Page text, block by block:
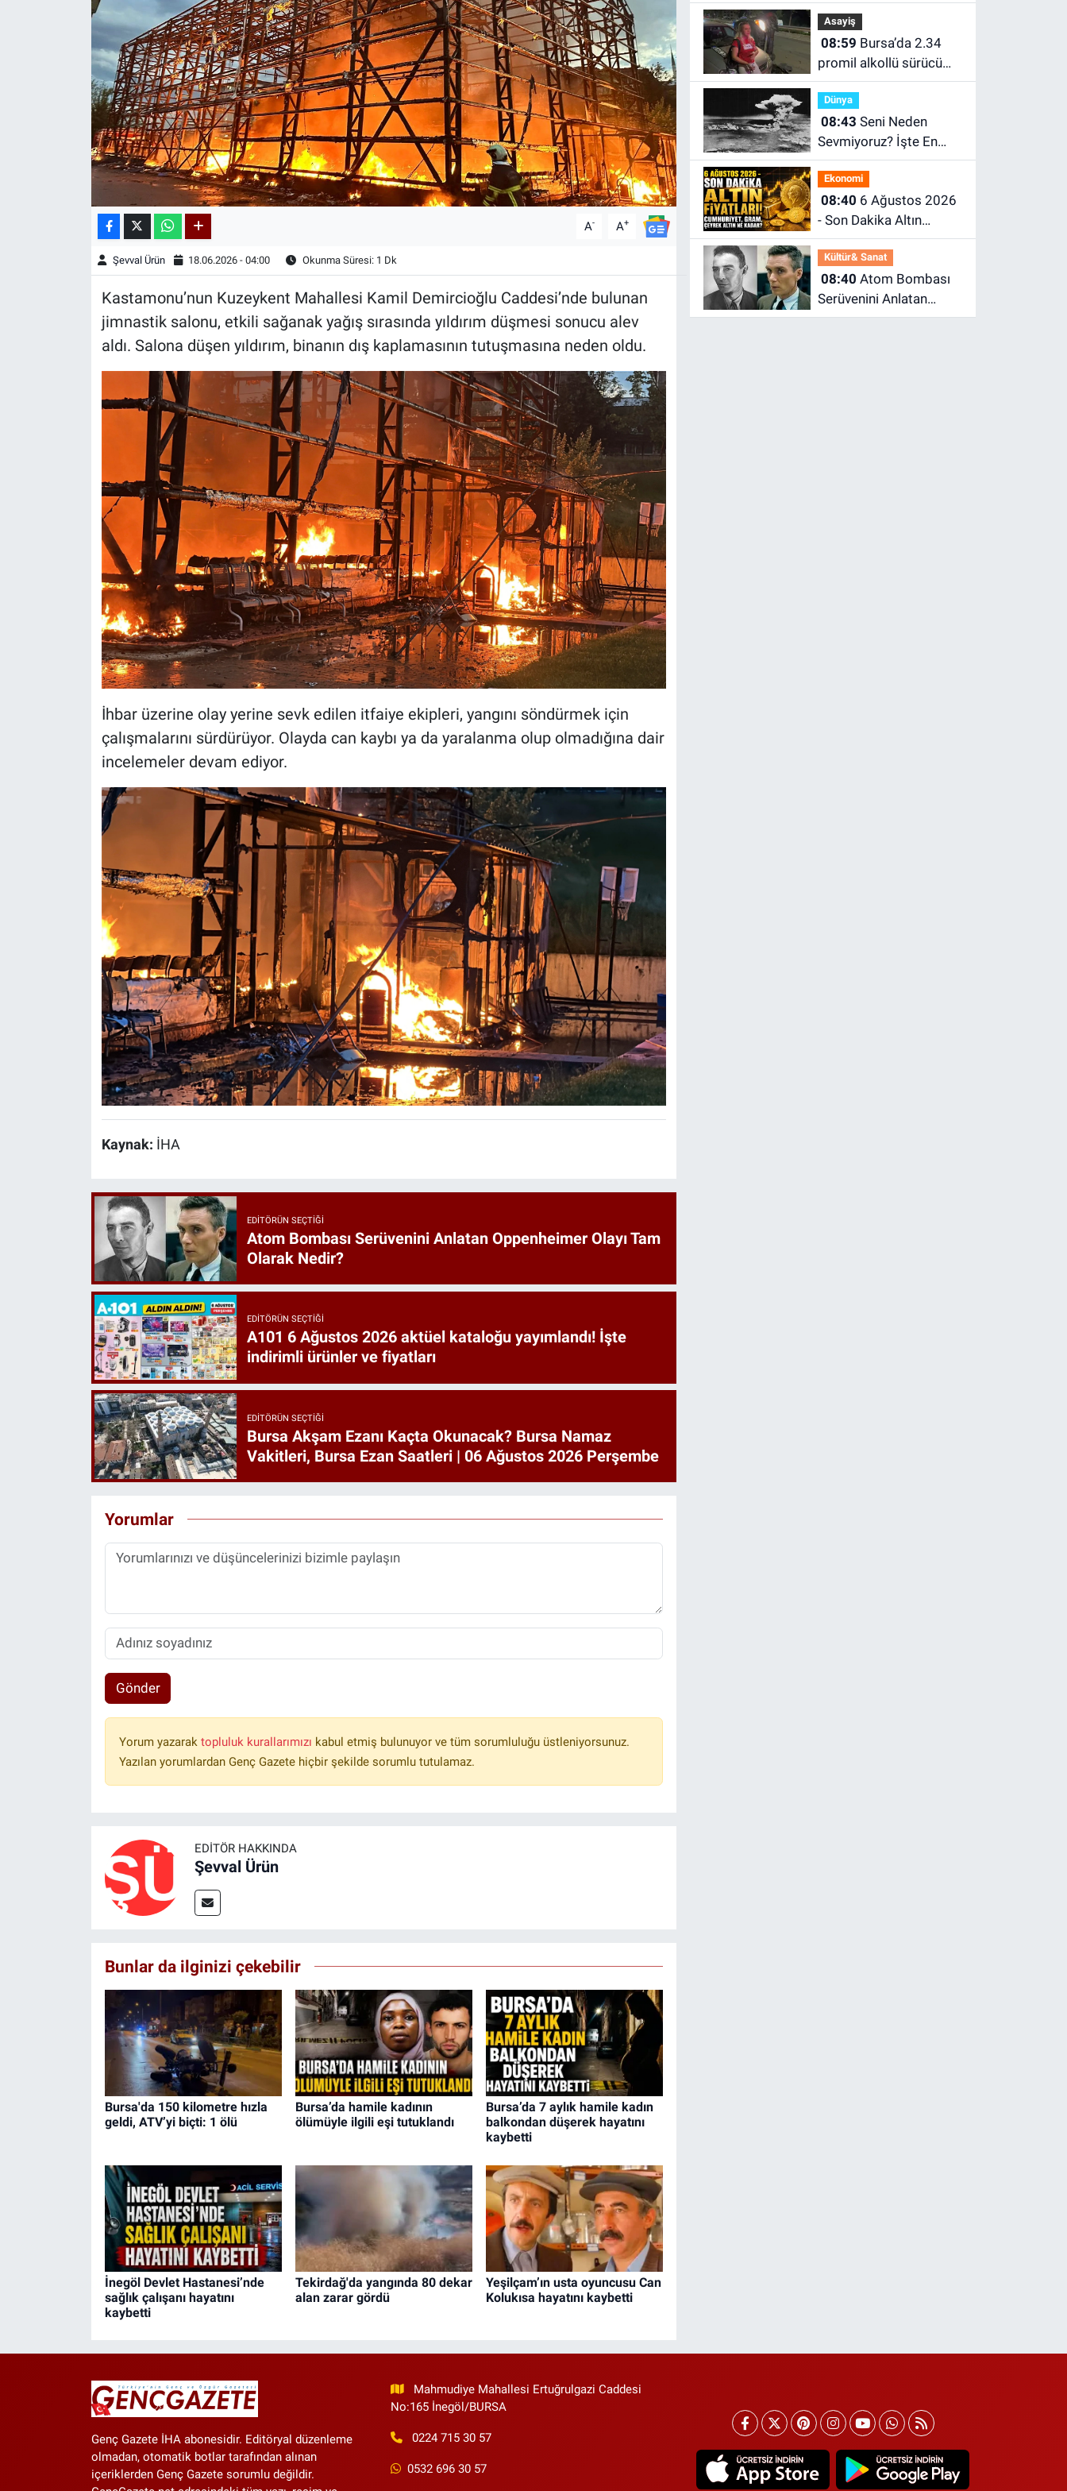
A- A+
Şevval Ürün 18.06.2026 - 04:00 Okunma Süresi: 1 Dk
Kastamonu’nun Kuzeykent Mahallesi Kamil Demircioğlu Caddesi’nde bulunan
jimnastik salonu, etkili sağanak yağış sırasında yıldırım düşmesi sonucu alev
aldı. Salona düşen yıldırım, binanın dış kaplamasının tutuşmasına neden oldu.
İhbar üzerine olay yerine sevk edilen itfaiye ekipleri, yangını söndürmek için
çalışmalarını sürdürüyor. Olayda can kaybı ya da yaralanma olup olmadığına dair
incelemeler devam ediyor.
Kaynak: İHA
EDITÖRÜN SEÇTIĞI
Atom Bombası Serüvenini Anlatan Oppenheimer Olayı Tam
Olarak Nedir?
EDITÖRÜN SEÇTIĞI
A101 6 Ağustos 2026 aktüel kataloğu yayımlandı! İşte
indirimli ürünler ve fiyatları
EDITÖRÜN SEÇTIĞI
Bursa Akşam Ezanı Kaçta Okunacak? Bursa Namaz
Vakitleri, Bursa Ezan Saatleri | 06 Ağustos 2026 Perşembe
Yorumlar
Gönder
Yorum yazarak topluluk kurallarımızı kabul etmiş bulunuyor ve tüm sorumluluğu üstleniyorsunuz.
Yazılan yorumlardan Genç Gazete hiçbir şekilde sorumlu tutulamaz.
EDITÖR HAKKINDA
Şevval Ürün
Bunlar da ilginizi çekebilir
Bursa'da 150 kilometre hızla
geldi, ATV’yi biçti: 1 ölü
Bursa’da hamile kadının
ölümüyle ilgili eşi tutuklandı
Bursa’da 7 aylık hamile kadın
balkondan düşerek hayatını
kaybetti
İnegöl Devlet Hastanesi’nde
sağlık çalışanı hayatını
kaybetti
Tekirdağ'da yangında 80 dekar
alan zarar gördü
Yeşilçam’ın usta oyuncusu Can
Kolukısa hayatını kaybetti
Bursa'da Çeyrek Altın,
Gram Altın, Tam Altın
Ne Kadar? En Güncel
Altın Fiyatları
Asayiş
08:59
promil alkollü sürücü
kaza yaptı: “Sanane”
diyerek karşılık verdi
Dünya
08:43
Sevmiyoruz? İşte En
Önemli Sebebi; Atom
Bombası
Ekonomi
08:40
- Son Dakika Altın
Fiyatları! Cumhuriyet,
Gram, Çeyrek Altın Ne
Kadar?
Kültür& Sanat
08:40
Serüvenini Anlatan
Oppenheimer Olayı Tam
Genç Gazete İHA abonesidir. Editöryal düzenleme
olmadan, otomatik botlar tarafından alınan
içeriklerden Genç Gazete sorumlu değildir.
Mahmudiye Mahallesi Ertuğrulgazi Caddesi
No:165 İnegöl/BURSA
0224 715 30 57
0532 696 30 57
Kadın & Aile
Kültür & Sanat
Astroloji-Rüya